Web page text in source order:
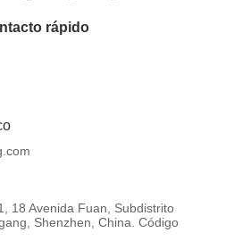
rápido
18 Avenida Fuan, Subdistrito
Shenzhen, China. Código